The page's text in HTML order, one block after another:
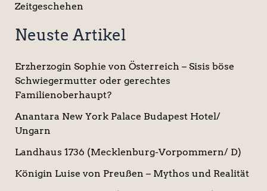
Zeitgeschehen
Neuste Artikel
Erzherzogin Sophie von Österreich – Sisis böse
Schwiegermutter oder gerechtes
Familienoberhaupt?
Anantara New York Palace Budapest Hotel/
Ungarn
Landhaus 1736 (Mecklenburg-Vorpommern/ D)
Königin Luise von Preußen – Mythos und Realität